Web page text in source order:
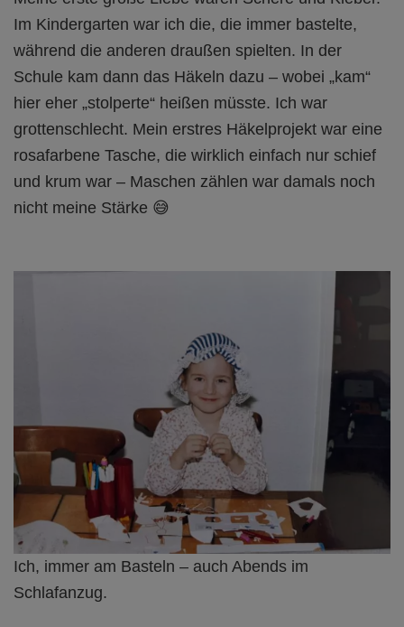
Im Kindergarten war ich die, die immer bastelte,
während die anderen draußen spielten. In der
Schule kam dann das Häkeln dazu – wobei „kam“
hier eher „stolperte“ heißen müsste. Ich war
grottenschlecht. Mein erstres Häkelprojekt war eine
rosafarbene Tasche, die wirklich einfach nur schief
und krum war – Maschen zählen war damals noch
nicht meine Stärke 😅
Ich, immer am Basteln – auch Abends im
Schlafanzug.